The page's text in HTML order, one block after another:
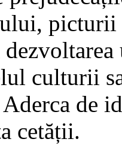
picturii
culturii
de
cetății.